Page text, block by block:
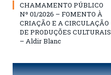
CHAMAMENTO PÚBLICO
Nº 01/2026 – FOMENTO À
CRIAÇÃO E A CIRCULAÇÃO
DE PRODUÇÕES CULTURAIS
– Aldir Blanc